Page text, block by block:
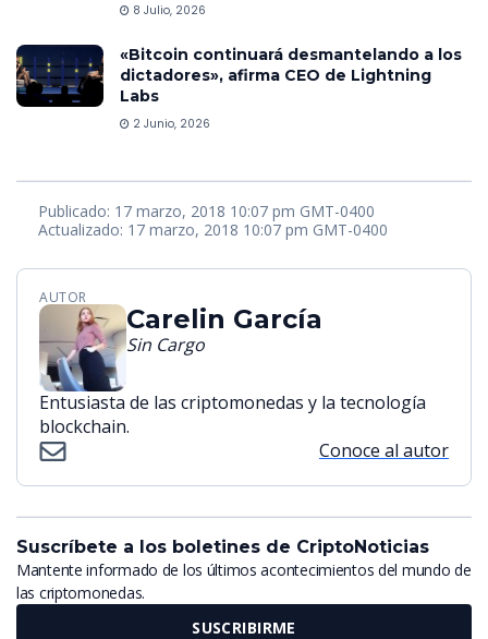
8 Julio, 2026
«Bitcoin continuará desmantelando a los
dictadores», afirma CEO de Lightning
Labs
2 Junio, 2026
Publicado: 17 marzo, 2018 10:07 pm GMT-0400
Actualizado: 17 marzo, 2018 10:07 pm GMT-0400
AUTOR
Carelin García
Sin Cargo
Entusiasta de las criptomonedas y la tecnología
blockchain.
Conoce al autor
Suscríbete a los boletines de CriptoNoticias
Mantente informado de los últimos acontecimientos del mundo de
las criptomonedas.
SUSCRIBIRME